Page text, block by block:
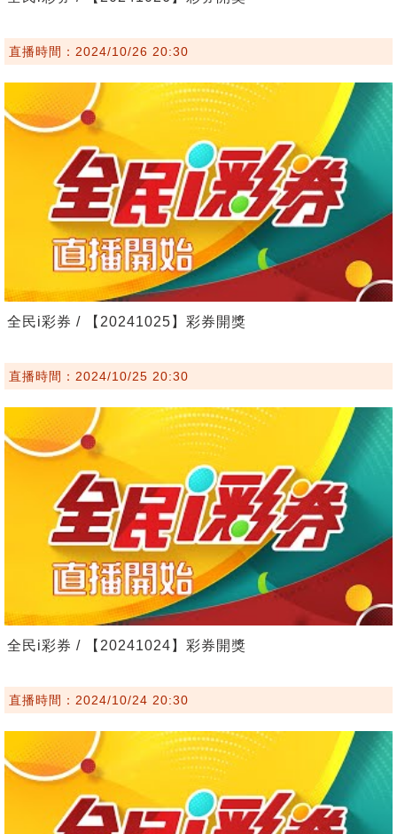
直播時間：2024/10/26 20:30
全民i彩券 / 【20241025】彩券開獎
直播時間：2024/10/25 20:30
全民i彩券 / 【20241024】彩券開獎
直播時間：2024/10/24 20:30